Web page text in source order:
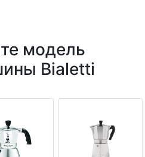
модель
Bialetti